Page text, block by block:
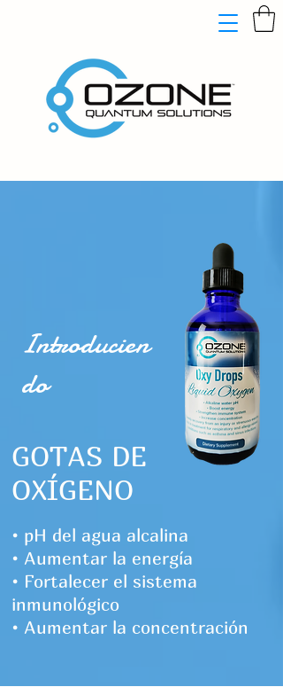
Introducien
do
GOTAS DE
OXÍGENO
• pH del agua alcalina
• Aumentar la energía
• Fortalecer el sistema
inmunológico
• Aumentar la concentración